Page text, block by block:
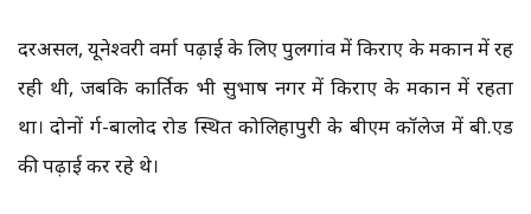
दरअसल, यूनेश्वरी वर्मा पढ़ाई के लिए पुलगांव में किराए के मकान में रह
रही थी, जबकि कार्तिक भी सुभाष नगर में किराए के मकान में रहता
था। दोनों दुर्ग-बालोद रोड स्थित कोलिहापुरी के बीएम कॉलेज में बी.एड
की पढ़ाई कर रहे थे।